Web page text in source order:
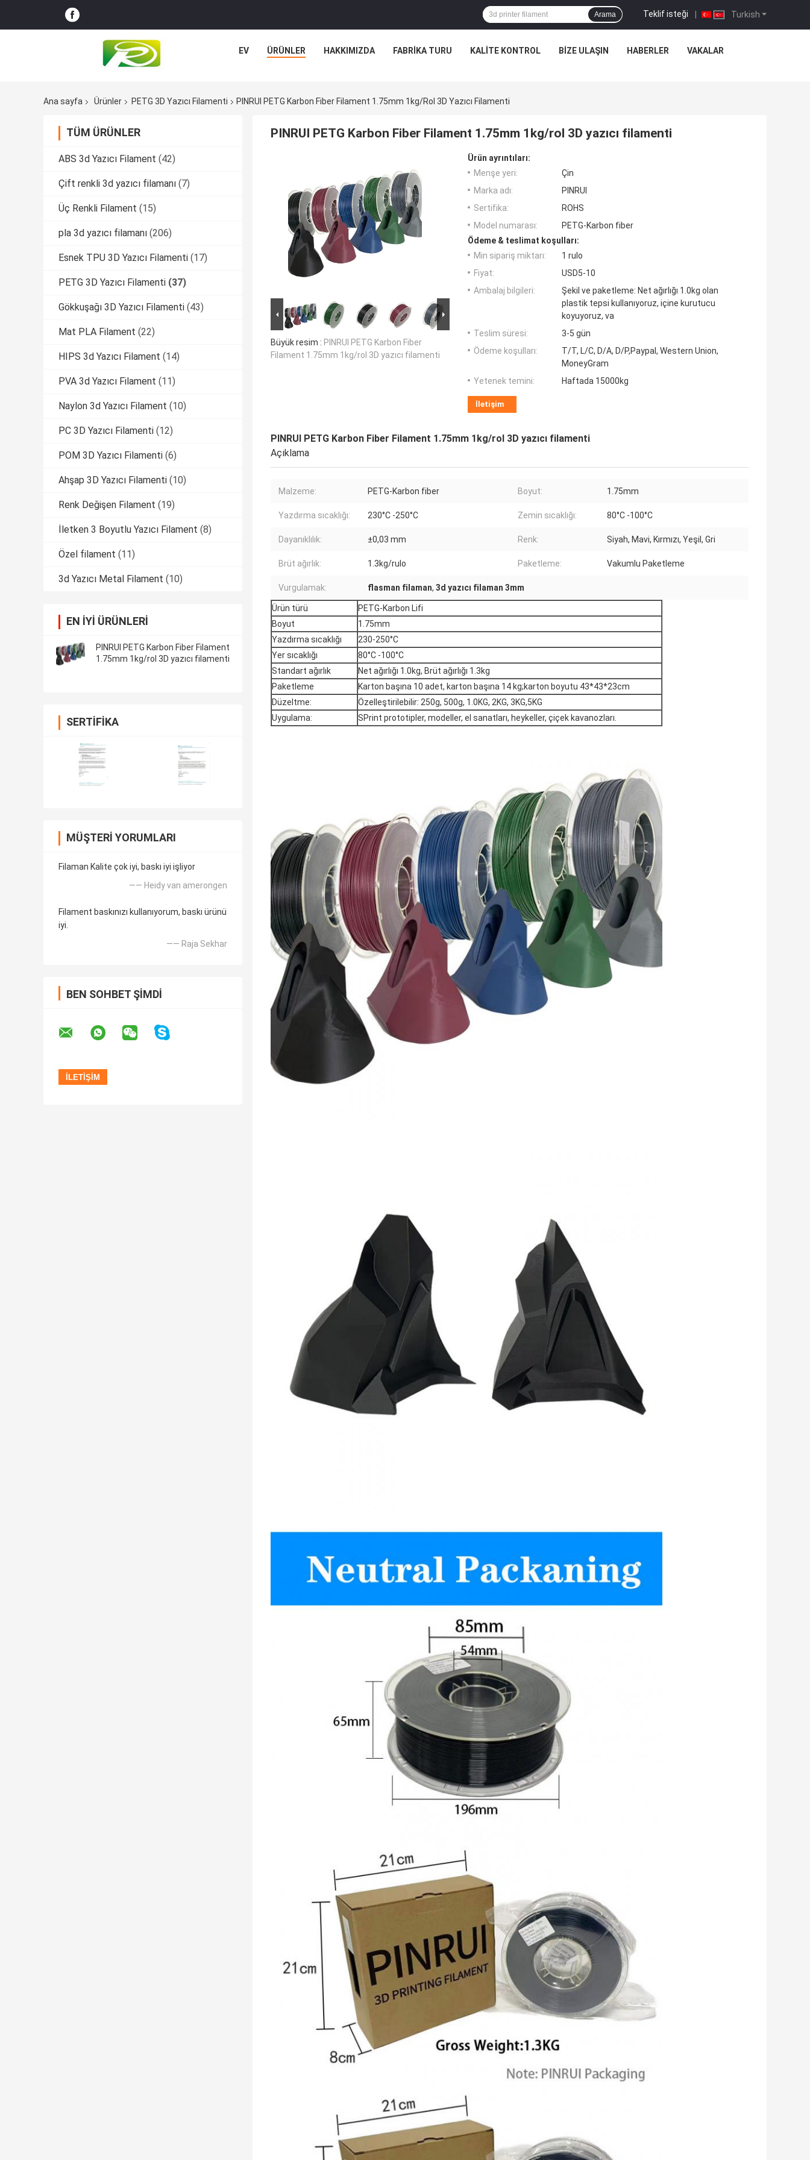
Turkish
Teklif isteği |
Arama
EV ÜRÜNLER HAKKIMIZDA FABRIKA TURU KALITE KONTROL BIZE ULAŞIN HABERLER VAKALAR
Ana sayfa Ürünler PETG 3D Yazıcı Filamenti PINRUI PETG Karbon Fiber Filament 1.75mm 1kg/rol 3D Yazıcı Filamenti
TÜM ÜRÜNLER
ABS 3d Yazıcı Filament (42)
Çift renkli 3d yazıcı filamanı (7)
Üç Renkli Filament (15)
pla 3d yazıcı filamanı (206)
Esnek TPU 3D Yazıcı Filamenti (17)
PETG 3D Yazıcı Filamenti (37)
Gökkuşağı 3D Yazıcı Filamenti (43)
Mat PLA Filament (22)
HIPS 3d Yazıcı Filament (14)
PVA 3d Yazıcı Filament (11)
Naylon 3d Yazıcı Filament (10)
PC 3D Yazıcı Filamenti (12)
POM 3D Yazıcı Filamenti (6)
Ahşap 3D Yazıcı Filamenti (10)
Renk Değişen Filament (19)
İletken 3 Boyutlu Yazıcı Filament (8)
Özel filament (11)
3d Yazıcı Metal Filament (10)
EN IYI ÜRÜNLERI
PINRUI PETG Karbon Fiber Filament
1.75mm 1kg/rol 3D yazıcı filamenti
SERTIFIKA
MÜŞTERI YORUMLARI
Filaman Kalite çok iyi, baskı iyi işliyor
—— Heidy van amerongen
Filament baskınızı kullanıyorum, baskı ürünü
iyi.
—— Raja Sekhar
BEN SOHBET ŞIMDI
PINRUI PETG Karbon Fiber Filament 1.75mm 1kg/rol 3D yazıcı filamenti
Büyük resim : PINRUI PETG Karbon Fiber
Filament 1.75mm 1kg/rol 3D yazıcı filamenti
Ürün ayrıntıları:
Menşe yeri:
Çin
Marka adı:
PINRUI
Sertifika:
ROHS
Model numarası:
PETG-Karbon fiber
Ödeme & teslimat koşulları:
Min sipariş miktarı:
1 rulo
Fiyat:
USD5-10
Ambalaj bilgileri:
Şekil ve paketleme: Net ağırlığı 1.0kg olan
plastik tepsi kullanıyoruz, içine kurutucu
koyuyoruz, va
Teslim süresi:
3-5 gün
Ödeme koşulları:
T/T, L/C, D/A, D/P,Paypal, Western Union,
MoneyGram
Yetenek temini:
Haftada 15000kg
İletişim
PINRUI PETG Karbon Fiber Filament 1.75mm 1kg/rol 3D yazıcı filamenti
Açıklama
Malzeme: PETG-Karbon fiber Boyut: 1.75mm
Yazdırma sıcaklığı: 230°C -250°C Zemin sıcaklığı: 80°C -100°C
Dayanıklılık: ±0,03 mm Renk: Siyah, Mavi, Kırmızı, Yeşil, Gri
Brüt ağırlık: 1.3kg/rulo Paketleme: Vakumlu Paketleme
Vurgulamak: flasman filaman, 3d yazıcı filaman 3mm
Ürün türü
PETG-Karbon Lifi
Boyut
1.75mm
Yazdırma sıcaklığı
230-250°C
Yer sıcaklığı
80°C -100°C
Standart ağırlık
Net ağırlığı 1.0kg, Brüt ağırlığı 1.3kg
Paketleme
Karton başına 10 adet, karton başına 14 kg;karton boyutu 43*43*23cm
Düzeltme:
Özelleştirilebilir: 250g, 500g, 1.0KG, 2KG, 3KG,5KG
Uygulama:
SPrint prototipler, modeller, el sanatları, heykeller, çiçek kavanozları.